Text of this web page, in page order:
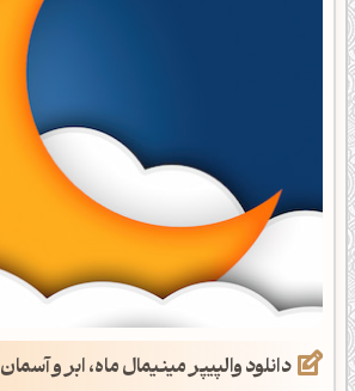
دانلود والپیپر مینیمال ماه، ابر و آسمان